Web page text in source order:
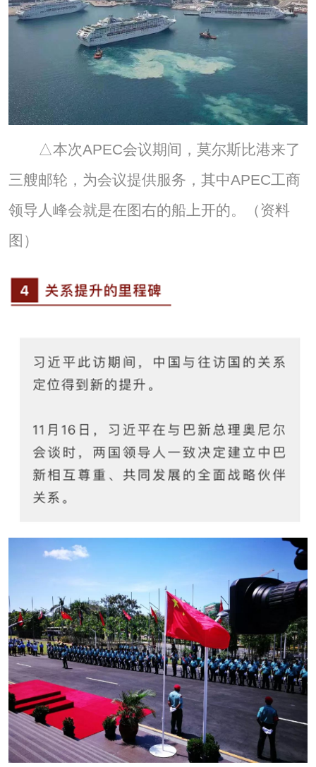
△本次APEC会议期间，莫尔斯比港来了
三艘邮轮，为会议提供服务，其中APEC工商
领导人峰会就是在图右的船上开的。（资料
图）